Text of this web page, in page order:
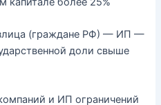
(граждане РФ) — ИП —
доли свыше
и ИП ограничений